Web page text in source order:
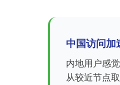
中国访问加
内地用户感
从较近节点